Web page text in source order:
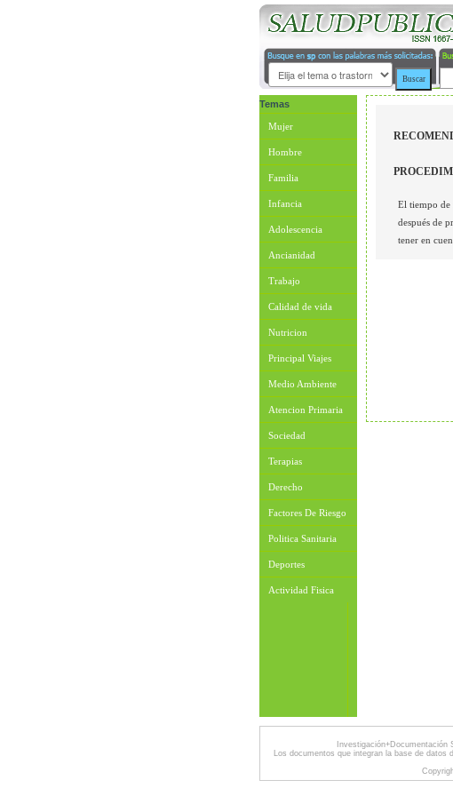
Temas
Mujer
Hombre
Familia
Infancia
Adolescencia
Ancianidad
Trabajo
Calidad de vida
Nutricion
Principal Viajes
Medio Ambiente
Atencion Primaria
Sociedad
Terapias
Derecho
Factores De Riesgo
Politica Sanitaria
Deportes
Actividad Fisica
El tiempo de
después de
tener en
Los documentos que integran la base de datos